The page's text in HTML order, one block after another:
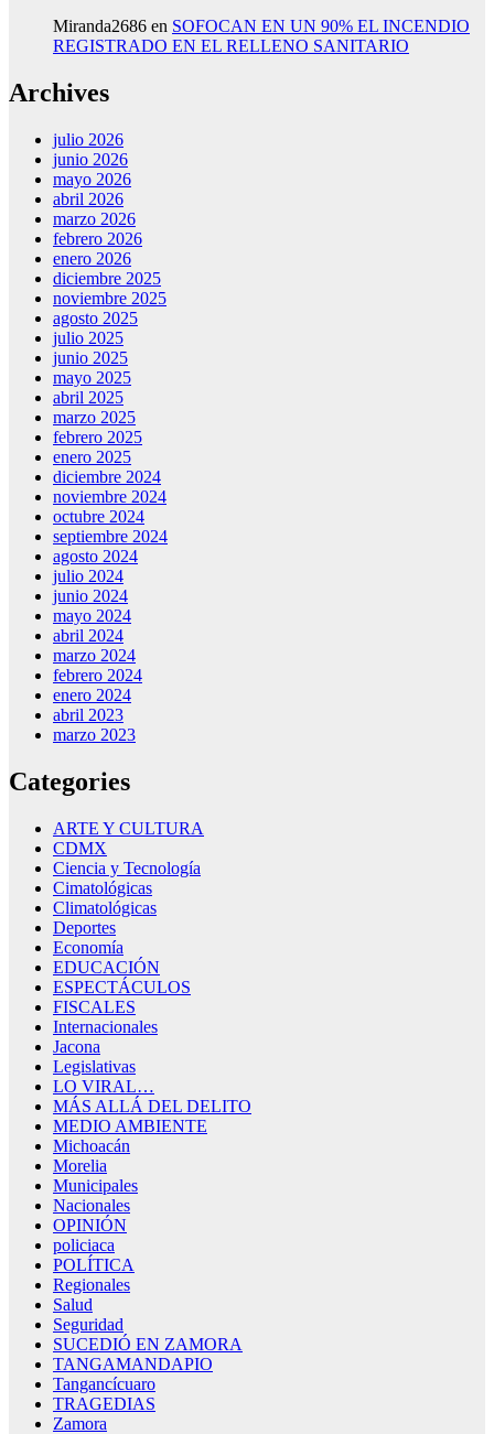
Miranda2686 en SOFOCAN EN UN 90% EL INCENDIO
REGISTRADO EN EL RELLENO SANITARIO
Archives
julio 2026
junio 2026
mayo 2026
abril 2026
marzo 2026
febrero 2026
enero 2026
diciembre 2025
noviembre 2025
agosto 2025
julio 2025
junio 2025
mayo 2025
abril 2025
marzo 2025
febrero 2025
enero 2025
diciembre 2024
noviembre 2024
octubre 2024
septiembre 2024
agosto 2024
julio 2024
junio 2024
mayo 2024
abril 2024
marzo 2024
febrero 2024
enero 2024
abril 2023
marzo 2023
Categories
ARTE Y CULTURA
CDMX
Ciencia y Tecnología
Cimatológicas
Climatológicas
Deportes
Economía
EDUCACIÓN
ESPECTÁCULOS
FISCALES
Internacionales
Jacona
Legislativas
LO VIRAL…
MÁS ALLÁ DEL DELITO
MEDIO AMBIENTE
Michoacán
Morelia
Municipales
Nacionales
OPINIÓN
policiaca
POLÍTICA
Regionales
Salud
Seguridad
SUCEDIÓ EN ZAMORA
TANGAMANDAPIO
Tangancícuaro
TRAGEDIAS
Zamora